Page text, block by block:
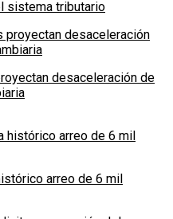
sistema tributario
desaceleración de
arreo de 6 mil